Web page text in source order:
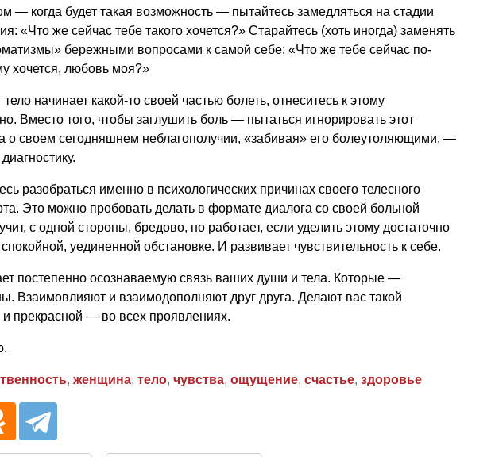
— когда будет такая возможность — пытайтесь замедляться на стадии
«Что же сейчас тебе такого хочется?» Старайтесь (хоть иногда) заменять
бережными вопросами к самой себе: «Что же тебе сейчас по-
хочется, любовь моя?»
тело начинает какой-то своей частью болеть, отнеситесь к этому
Вместо того, чтобы заглушить боль — пытаться игнорировать этот
о своем сегодняшнем неблагополучии, «забивая» его болеутоляющими, —
разобраться именно в психологических причинах своего телесного
Это можно пробовать делать в формате диалога со своей больной
с одной стороны, бредово, но работает, если уделить этому достаточно
уединенной обстановке. И развивает чувствительность к себе.
постепенно осознаваемую связь ваших души и тела. Которые —
Взаимовлияют и взаимодополняют друг друга. Делают вас такой
прекрасной — во всех проявлениях.
, женщина, тело, чувства, ощущение, счастье, здоровье